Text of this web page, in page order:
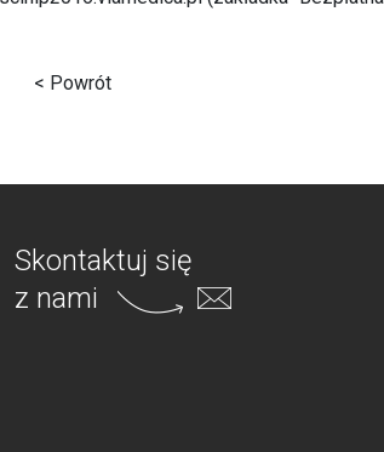
< Powrót
Skontaktuj się
z nami